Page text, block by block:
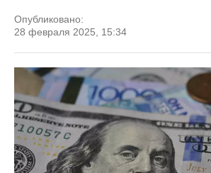
Опубликовано:
28 февраля 2025, 15:34